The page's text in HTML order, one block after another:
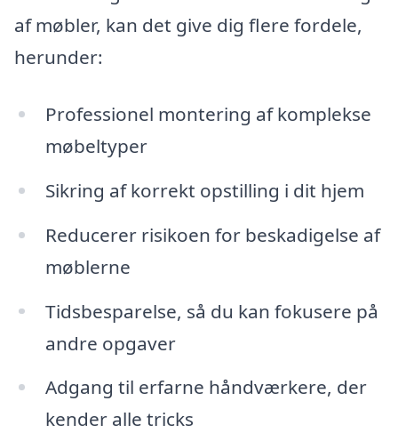
af møbler, kan det give dig flere fordele,
herunder:
Professionel montering af komplekse
møbeltyper
Sikring af korrekt opstilling i dit hjem
Reducerer risikoen for beskadigelse af
møblerne
Tidsbesparelse, så du kan fokusere på
andre opgaver
Adgang til erfarne håndværkere, der
kender alle tricks